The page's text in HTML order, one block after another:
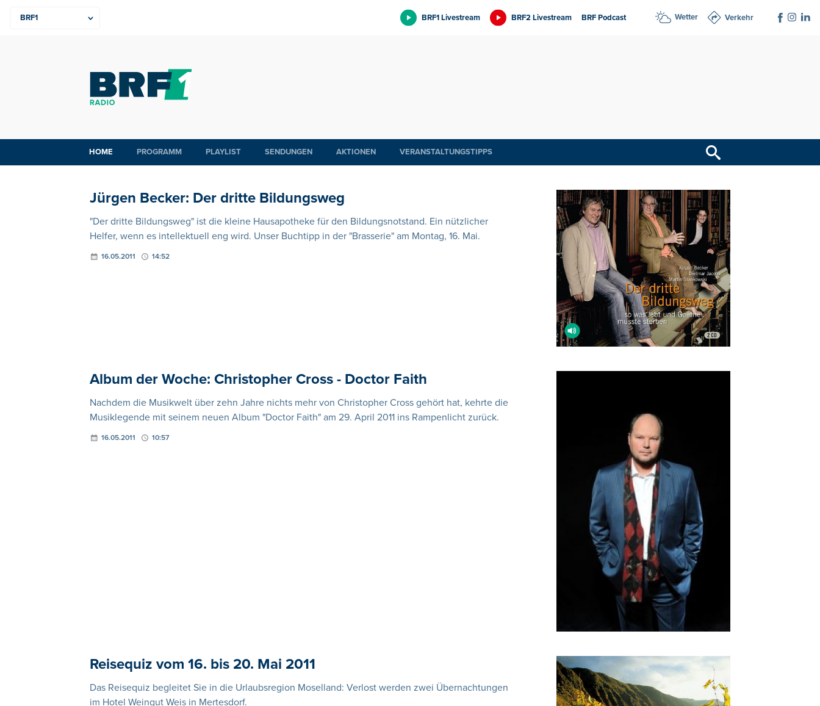
BRF1 Livestream BRF2 Livestream BRF Podcast Wetter Verkehr
HOME PROGRAMM PLAYLIST SENDUNGEN AKTIONEN VERANSTALTUNGSTIPPS
Jürgen Becker: Der dritte Bildungsweg
"Der dritte Bildungsweg" ist die kleine Hausapotheke für den Bildungsnotstand. Ein nützlicher
Helfer, wenn es intellektuell eng wird. Unser Buchtipp in der "Brasserie" am Montag, 16. Mai.
16.05.2011 14:52
Album der Woche: Christopher Cross - Doctor Faith
Nachdem die Musikwelt über zehn Jahre nichts mehr von Christopher Cross gehört hat, kehrte die
Musiklegende mit seinem neuen Album "Doctor Faith" am 29. April 2011 ins Rampenlicht zurück.
16.05.2011 10:57
Reisequiz vom 16. bis 20. Mai 2011
Das Reisequiz begleitet Sie in die Urlaubsregion Moselland: Verlost werden zwei Übernachtungen
im Hotel Weingut Weis in Mertesdorf.